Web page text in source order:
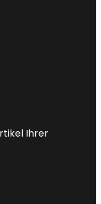
Ihrer